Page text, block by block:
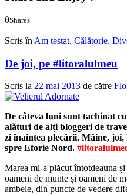
0Shares
Scris în Am testat, Călătorie,
De joi, pe #litoralulmeu
Scris la 22 mai 2013 de către
De câteva luni sunt tachinat
alături de alți bloggeri de
zi înaintea plecării. Mâine, joi,
spre Eforie Nord.
Marea mi-a plăcut întotdeauna
oameni de munte și oameni de
ambele, din puncte de vedere